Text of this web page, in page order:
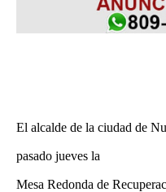
El alcalde de la ciudad de
pasado jueves la
Mesa Redonda de